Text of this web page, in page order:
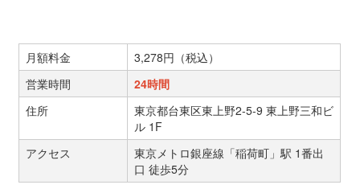
月額料金
3,278円（税込）
営業時間
24時間
住所
東京都台東区東上野2-5-9 東上野三和ビ
ル 1F
アクセス
東京メトロ銀座線「稲荷町」駅 1番出
口 徒歩5分